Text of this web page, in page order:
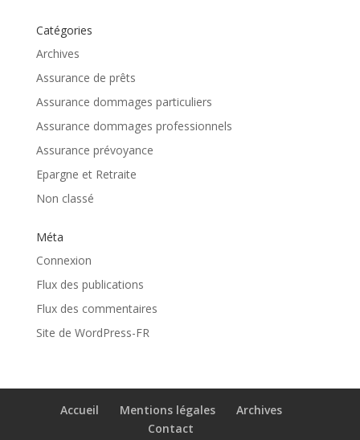
Catégories
Archives
Assurance de prêts
Assurance dommages particuliers
Assurance dommages professionnels
Assurance prévoyance
Epargne et Retraite
Non classé
Méta
Connexion
Flux des publications
Flux des commentaires
Site de WordPress-FR
Accueil Mentions légales
Archives
Contact